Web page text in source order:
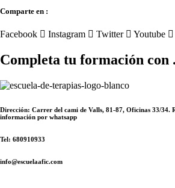
cantidad
Comparte en :
Facebook Instagram Twitter Youtube
Completa tu formación con
Dirección: Carrer del cami de Valls, 81-87, Oficinas 33/34.
información por whatsapp
Tel: 680910933
info@escuelaafic.com